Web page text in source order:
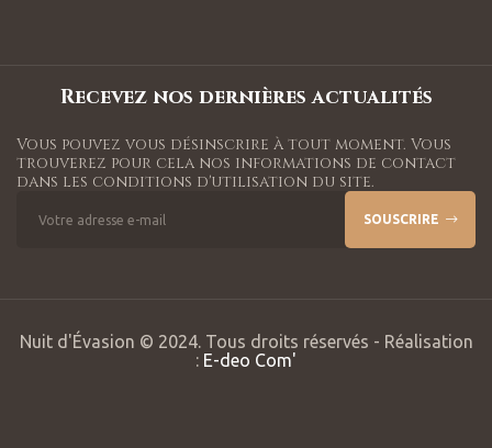
Recevez nos dernières actualités
Vous pouvez vous désinscrire à tout moment. Vous
trouverez pour cela nos informations de contact
dans les conditions d'utilisation du site.
SOUSCRIRE
Nuit d'Évasion © 2024. Tous droits réservés - Réalisation
: E-deo Com'